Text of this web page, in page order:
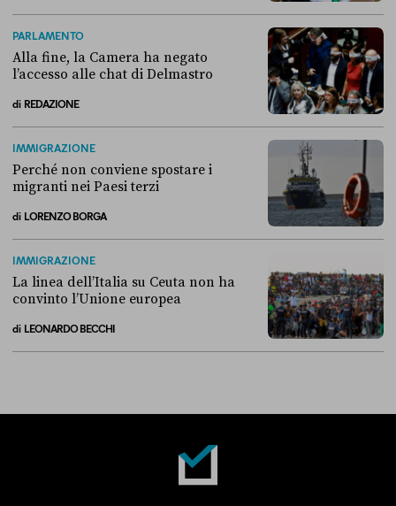
PARLAMENTO
Alla fine, la Camera ha negato
l’accesso alle chat di Delmastro
di REDAZIONE
IMMIGRAZIONE
Perché non conviene spostare i
migranti nei Paesi terzi
di LORENZO BORGA
IMMIGRAZIONE
La linea dell’Italia su Ceuta non ha
convinto l’Unione europea
di LEONARDO BECCHI